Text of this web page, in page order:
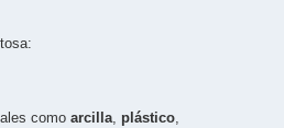
como arcilla plástico